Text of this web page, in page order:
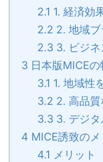
2.1 1. 経済効
2.2 2. 地域
2.3 3. ビジ
3 日本版MICEの
3.1 1. 地域性
3.2 2. 高品質
3.3 3. デジタ
4 MICE誘致の
4.1 メリット